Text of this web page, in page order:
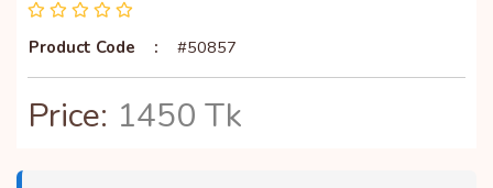
Product Code : #50857
Price: 1450 Tk